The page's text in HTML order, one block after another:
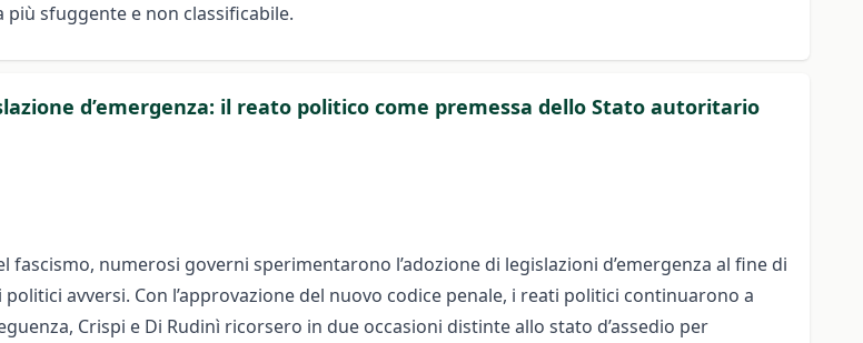
sfuggente e non classificabile.
d’emergenza: il reato politico come premessa dello Stato autoritario
fascismo, numerosi governi sperimentarono l’adozione di legislazioni d’emergenza al fine di
avversi. Con l’approvazione del nuovo codice penale, i reati politici continuarono a
Crispi e Di Rudinì ricorsero in due occasioni distinte allo stato d’assedio per